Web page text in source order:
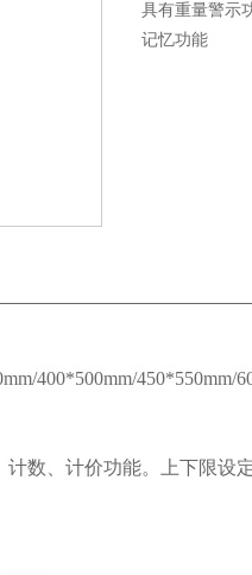
具有重量警示
记忆功能
400*500mm/450*550mm/
数、计价功能。上下限设